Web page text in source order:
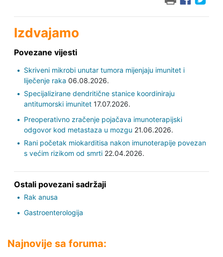
Izdvajamo
Povezane vijesti
Skriveni mikrobi unutar tumora mijenjaju imunitet i
liječenje raka 06.08.2026.
Specijalizirane dendritične stanice koordiniraju
antitumorski imunitet17.07.2026.
Preoperativno zračenje pojačava imunoterapijski
odgovor kod metastaza u mozgu 21.06.2026.
Rani početak miokarditisa nakon imunoterapije povezan
s većim rizikom od smrti22.04.2026.
Ostali povezani sadržaji
Rak anusa
Gastroenterologija
Najnovije sa foruma: